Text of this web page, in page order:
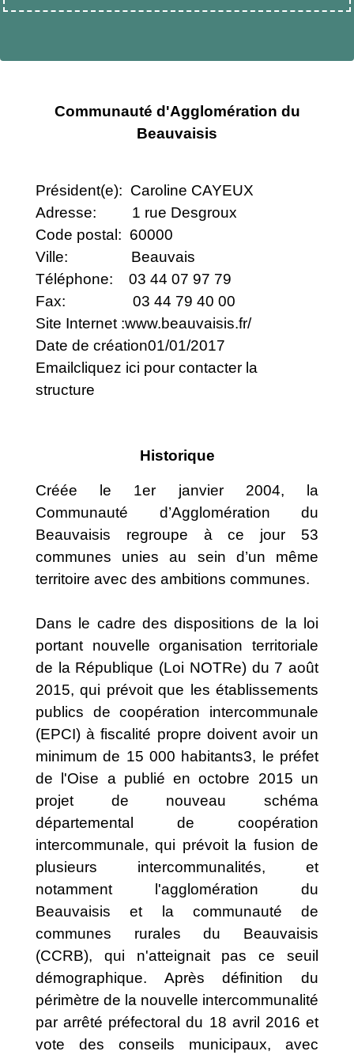
Communauté d'Agglomération du
Beauvaisis
Président(e): Caroline CAYEUX
Adresse: 1 rue Desgroux
Code postal: 60000
Ville: Beauvais
Téléphone: 03 44 07 97 79
Fax: 03 44 79 40 00
Site Internet :www.beauvaisis.fr/
Date de création01/01/2017
Emailcliquez ici pour contacter la
structure
Historique
Créée le 1er janvier 2004, la
Communauté d’Agglomération du
Beauvaisis regroupe à ce jour 53
communes unies au sein d’un même
territoire avec des ambitions communes.
Dans le cadre des dispositions de la loi
portant nouvelle organisation territoriale
de la République (Loi NOTRe) du 7 août
2015, qui prévoit que les établissements
publics de coopération intercommunale
(EPCI) à fiscalité propre doivent avoir un
minimum de 15 000 habitants3, le préfet
de l'Oise a publié en octobre 2015 un
projet de nouveau schéma
départemental de coopération
intercommunale, qui prévoit la fusion de
plusieurs intercommunalités, et
notamment l'agglomération du
Beauvaisis et la communauté de
communes rurales du Beauvaisis
(CCRB), qui n'atteignait pas ce seuil
démographique. Après définition du
périmètre de la nouvelle intercommunalité
par arrêté préfectoral du 18 avril 2016 et
vote des conseils municipaux, avec